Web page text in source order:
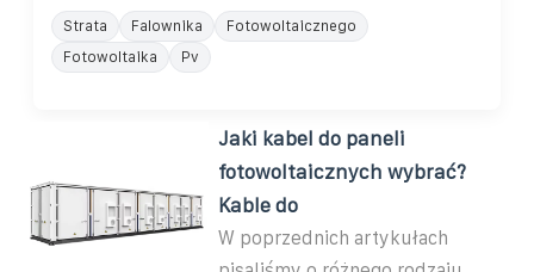
Strata Falownika
Fotowoltaicznego
Fotowoltaika
Pv
Jaki kabel do paneli
fotowoltaicznych wybrać?
Kable do
W poprzednich artykułach